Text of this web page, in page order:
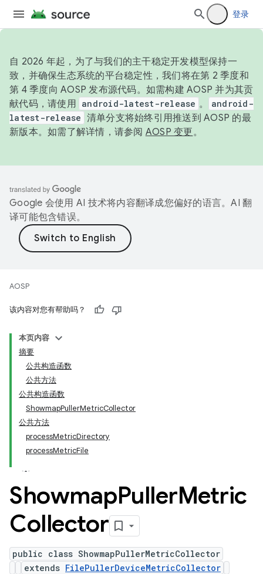
登录
自 2026 年起，为了与我们的主干稳定开发模型保持一
致，并确保生态系统的平台稳定性，我们将在第 2 季度和
第 4 季度向 AOSP 发布源代码。如需构建 AOSP 并为其贡
献代码，请使用 android-latest-release 。
android-
latest-release 清单分支将始终引用推送到 AOSP 的最
新版本。如需了解详情，请参阅 AOSP 变更。
Google 会使用 AI 技术将内容翻译成您偏好的语言。AI 翻
译可能包含错误。
AOSP
该内容对您有帮助吗？
本页内容
摘要
公共构造函数
公共方法
公共构造函数
ShowmapPullerMetricCollector
公共方法
processMetricDirectory
processMetricFile
ShowmapPullerMetric
Collector
public class ShowmapPullerMetricCollector
extends FilePullerDeviceMetricCollector